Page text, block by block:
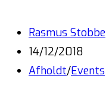
Rasmus Stobbe
14/12/2018
Afholdt/Events